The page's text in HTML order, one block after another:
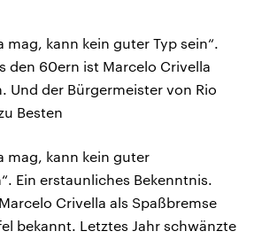
mag, kann kein guter Typ sein“.
den 60ern ist Marcelo Crivella
Und der Bürgermeister von Rio
Besten
mag, kann kein guter
Ein erstaunliches Bekenntnis.
Crivella als Spaßbremse
bekannt. Letztes Jahr schwänzte